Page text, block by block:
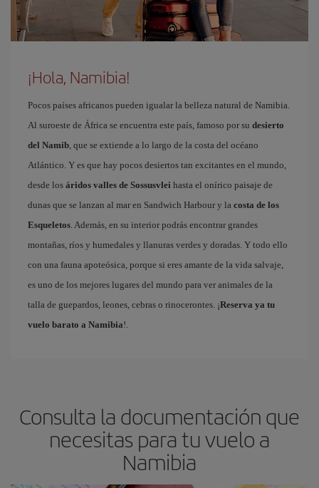
¡Hola, Namibia!
Pocos países africanos pueden igualar la belleza natural de Namibia.
Al suroeste de África se encuentra este país, famoso por su desierto
del Namib , que se extiende a lo largo de la costa del océano
Atlántico. Y es que hay pocos desiertos tan excitantes en el mundo,
desde los áridos valles de Sossusvlei hasta el onírico paisaje de
dunas que se lanzan al mar en Sandwich Harbour y la costa de los
Esqueletos . Además, en su interior podrás encontrar grandes
montañas, ríos y humedales y llanuras verdes y doradas. Y todo ello
con una fauna apoteósica, porque si eres amante de la vida salvaje,
es uno de los mejores lugares del mundo para ver animales de la
talla de guepardos, leones, cebras o rinocerontes. ¡Reserva ya tu
vuelo barato a Namibia!.
Consulta la documentación que
necesitas para tu vuelo a
Namibia